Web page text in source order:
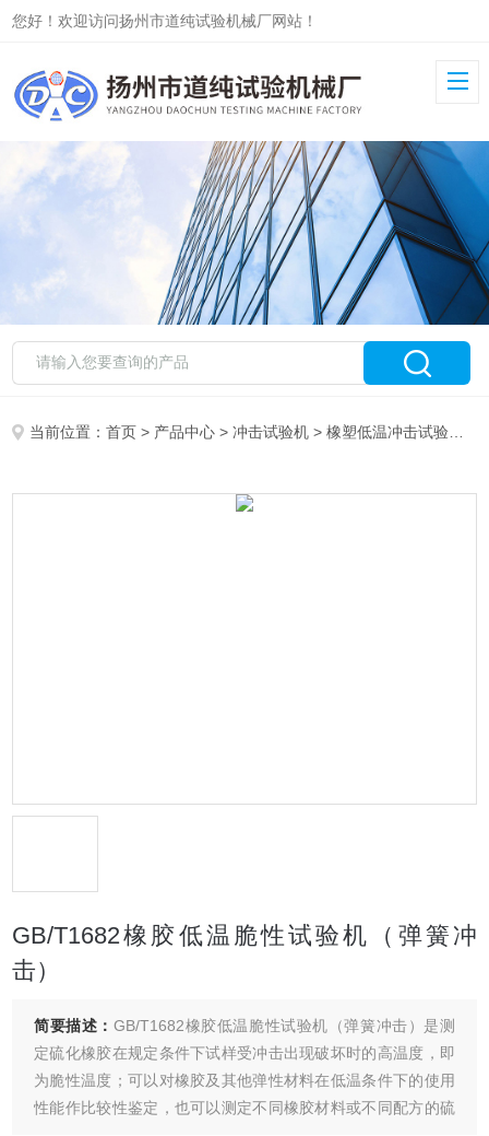
您好！欢迎访问扬州市道纯试验机械厂网站！
当前位置：首页 > 产品中心 >冲击试验机 >橡塑低温冲击试验机
GB/T1682橡胶低温脆性试验机（弹簧冲
击）
简要描述：GB/T1682橡胶低温脆性试验机（弹簧冲击）是测
定硫化橡胶在规定条件下试样受冲击出现破坏时的高温度，即
为脆性温度；可以对橡胶及其他弹性材料在低温条件下的使用
性能作比较性鉴定，也可以测定不同橡胶材料或不同配方的硫